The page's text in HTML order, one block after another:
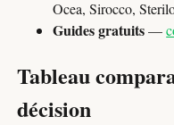
Ocea, Sirocco,
Guides gratuits—
Tableau
décision